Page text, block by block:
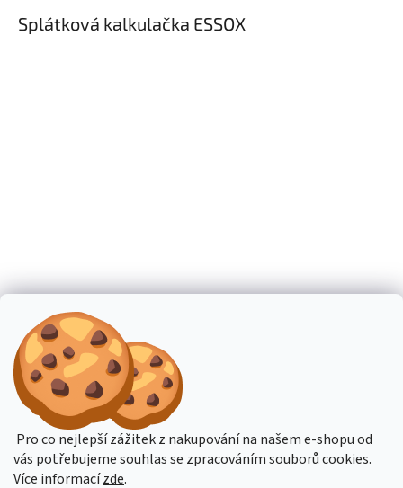
Pro co nejlepší zážitek z nakupování na našem e-shopu od
vás potřebujeme souhlas se zpracováním souborů cookies.
Více informacízde.
Splátková kalkulačka ESSOX